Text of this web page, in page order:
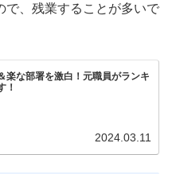
で、残業することが多いで
楽な部署を激白！元職員がランキ
！
2024.03.11